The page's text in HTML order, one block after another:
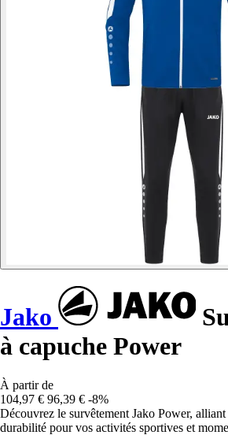
Jako
à capuche Power
À partir de
104,97 € 96,39 € -8%
Découvrez le survêtement Jako Power,
durabilité pour vos activités sportives et